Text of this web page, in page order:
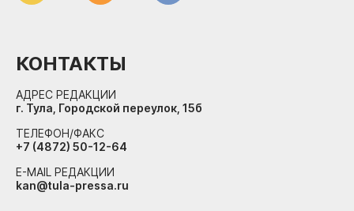
КОНТАКТЫ
АДРЕС РЕДАКЦИИ
г. Тула, Городской переулок, 15б
ТЕЛЕФОН/ФАКС
+7 (4872) 50-12-64
E-MAIL РЕДАКЦИИ
kan@tula-pressa.ru